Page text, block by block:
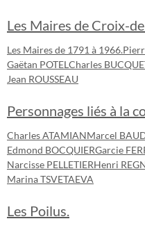
Les Maires de Croix-
Les Maires de 1791 à 1966.
Gaëtan POTEL Charles
Jean ROUSSEAU
Personnages liés à la
Charles ATAMIANMarcel
Edmond BOCQUIERGarcie
Narcisse PELLETIERHenri
Marina TSVETAEVA
Les Poilus.